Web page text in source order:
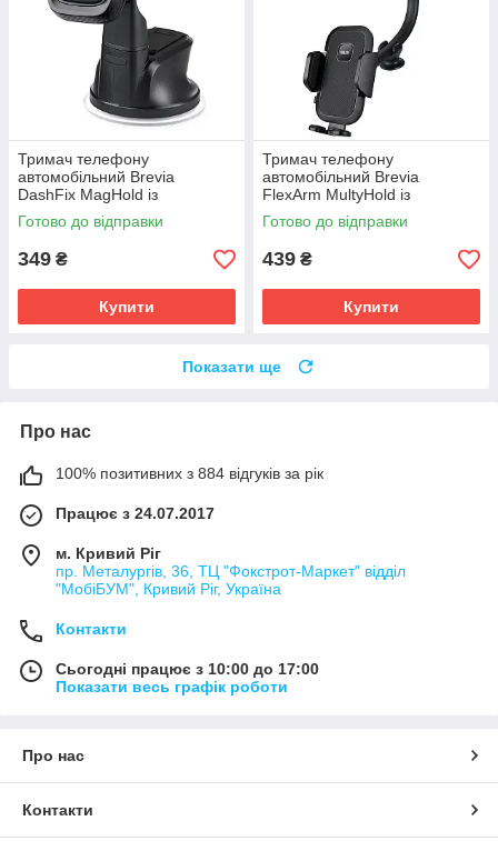
Тримач телефону
автомобільний Brevia
DashFix MagHold із
присоскою, 4 магніти, чорний
48150
Готово до відправки
349 ₴
Купити
Тримач телефону
автомобільний Brevia
FlexArm MultyHold із
присоскою, гнучкий 264мм,
для 4.7 6.8", ширина до
90мм, чорний 48880
Готово до відправки
439 ₴
Купити
Показати ще
Про нас
100% позитивних з 884 відгуків за рік
Працює з 24.07.2017
м. Кривий Ріг
пр. Металургів, 36, ТЦ "Фокстрот-Маркет" відділ
"МобіБУМ", Кривий Ріг, Україна
Контакти
Сьогодні працює з 10:00 до 17:00
Показати весь графік роботи
Про нас
Контакти